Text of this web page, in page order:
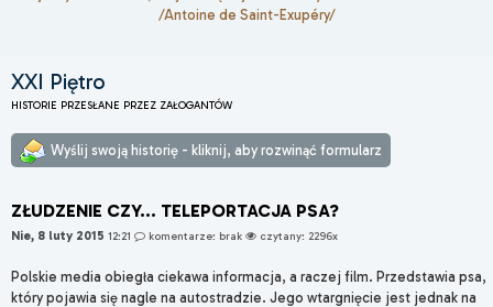
/Antoine de Saint-Exupéry/
XXI Piętro
HISTORIE PRZESŁANE PRZEZ ZAŁOGANTÓW
Wyślij swoją historię - kliknij, aby rozwinąć formularz
ZŁUDZENIE CZY... TELEPORTACJA PSA?
Nie, 8 luty 2015 12:21 komentarze: brak czytany: 2296x
Polskie media obiegła ciekawa informacja, a raczej film. Przedstawia psa,
który pojawia się nagle na autostradzie. Jego wtargnięcie jest jednak na